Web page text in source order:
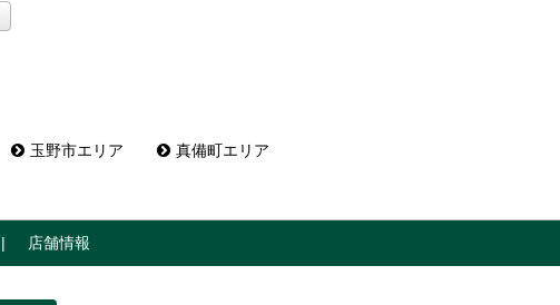
玉野市エリア
真備町エリア
店舗情報